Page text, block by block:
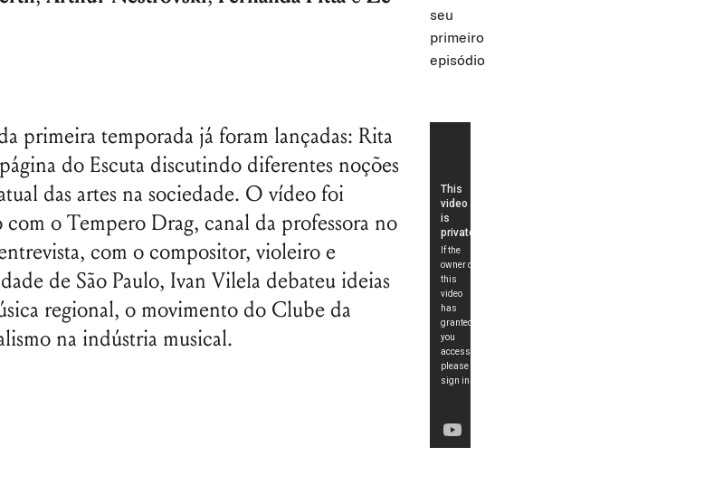
seu
primeiro
episódio
primeira temporada já foram lançadas: Rita
do Escuta discutindo diferentes noções
das artes na sociedade. O vídeo foi
o Tempero Drag, canal da professora no
com o compositor, violeiro e
de São Paulo, Ivan Vilela debateu ideias
regional, o movimento do Clube da
na indústria musical.